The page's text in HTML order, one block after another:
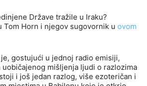
Države tražile u Iraku?
Tom Horn i njegov sugovornik u ovom
gostujući u jednoj radio emisiji,
uobičajenog mišljenja ljudi o razlozima
i još jedan razlog, više ezoteričan i